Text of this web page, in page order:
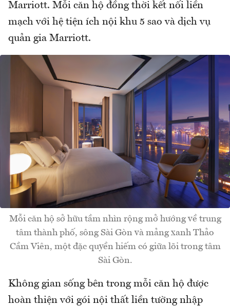
Marriott. Mỗi căn hộ đồng thời kết nối liền
mạch với hệ tiện ích nội khu 5 sao và dịch vụ
quản gia Marriott.
Mỗi căn hộ sở hữu tầm nhìn rộng mở hướng về trung
tâm thành phố, sông Sài Gòn và mảng xanh Thảo
Cầm Viên, một đặc quyền hiếm có giữa lõi trong tâm
Sài Gòn.
Không gian sống bên trong mỗi căn hộ được
hoàn thiện với gói nội thất liền tường nhập